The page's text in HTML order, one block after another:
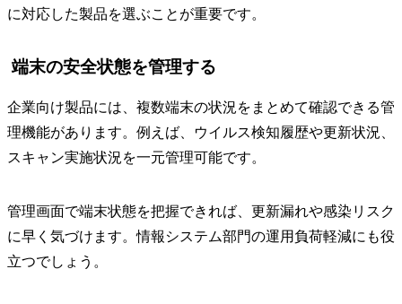
に対応した製品を選ぶことが重要です。
端末の安全状態を管理する
企業向け製品には、複数端末の状況をまとめて確認できる管
理機能があります。例えば、ウイルス検知履歴や更新状況、
スキャン実施状況を一元管理可能です。
管理画面で端末状態を把握できれば、更新漏れや感染リスク
に早く気づけます。情報システム部門の運用負荷軽減にも役
立つでしょう。